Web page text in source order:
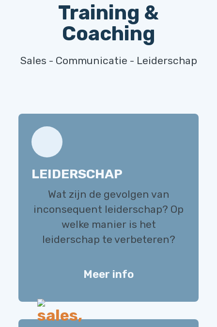
Training &
Coaching
Sales - Communicatie - Leiderschap
LEIDERSCHAP
Wat zijn de gevolgen van
inconsequent leiderschap? Op
welke manier is het
leiderschap te verbeteren?
Meer info